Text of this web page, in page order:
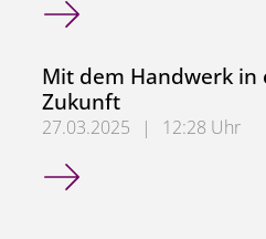
Mit dem Handwerk in
Zukunft
27.03.2025 |
12:28 Uhr
Mit dem Handwerk in eine